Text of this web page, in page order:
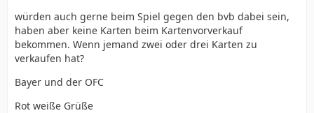
würden auch gerne beim Spiel gegen den bvb dabei sein,
haben aber keine Karten beim Kartenvorverkauf
bekommen. Wenn jemand zwei oder drei Karten zu
verkaufen hat?
Bayer und der OFC
Rot weiße Grüße